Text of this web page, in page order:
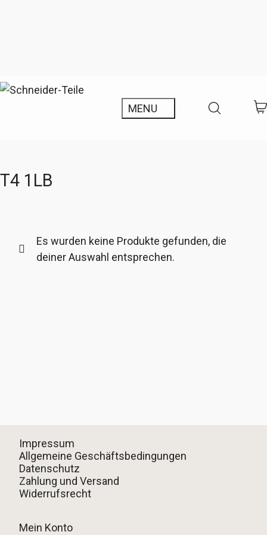
T4 1LB
Es wurden keine Produkte gefunden, die
deiner Auswahl entsprechen.
Impressum
Allgemeine Geschäftsbedingungen
Datenschutz
Zahlung und Versand
Widerrufsrecht
Mein Konto